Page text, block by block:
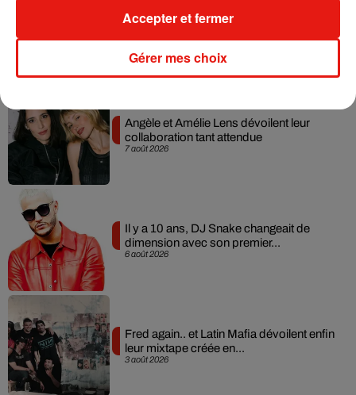
7 août 2026
RÜFÜS DU SOL annonce un nouvel
7 août 2026
Angèle et Amélie Lens dévoilent leur
collaboration tant attendue
6 août 2026
Il y a 10 ans, DJ Snake changeait de
dimension avec son premier...
3 août 2026
Fred again.. et Latin Mafia dévoilent enfin
leur mixtape créée en...
Gérer mes choix
Accepter et fermer